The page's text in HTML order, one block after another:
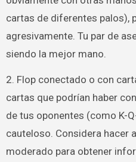
cartas de diferentes palos),
agresivamente. Tu par de
siendo la mejor mano.
2. Flop conectado o con
cartas que podrían haber
de tus oponentes (como K-
cauteloso. Considera hacer
moderado para obtener